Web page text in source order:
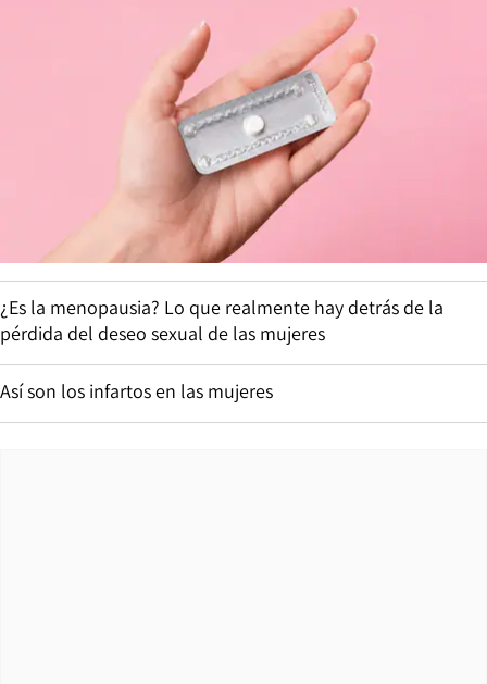
¿Es la menopausia? Lo que realmente hay detrás de la
pérdida del deseo sexual de las mujeres
Así son los infartos en las mujeres